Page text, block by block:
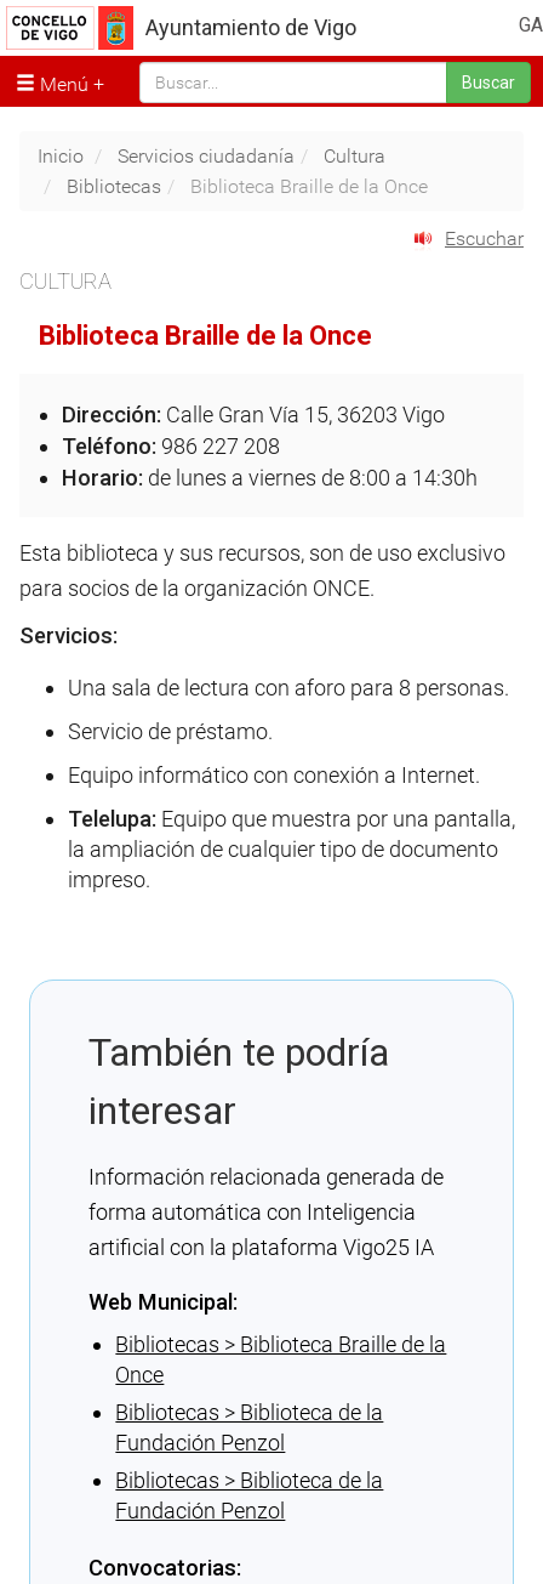
GA
Ayuntamiento de Vigo
Menú Buscar
Inicio Servicios ciudadanía
Cultura
Bibliotecas
Biblioteca Braille de la Once
Escuchar
CULTURA
Biblioteca Braille de la Once
Dirección: Calle Gran Vía 15, 36203 Vigo
Teléfono: 986 227 208
Horario: de lunes a viernes de 8:00 a 14:30h
Esta biblioteca y sus recursos, son de uso exclusivo
para socios de la organización ONCE.
Servicios:
Una sala de lectura con aforo para 8 personas.
Servicio de préstamo.
Equipo informático con conexión a Internet.
Telelupa: Equipo que muestra por una pantalla,
la ampliación de cualquier tipo de documento
impreso.
También te podría
interesar
Información relacionada generada de
forma automática con Inteligencia
artificial con la plataforma Vigo25 IA
Web Municipal:
Bibliotecas > Biblioteca Braille de la
Once
Bibliotecas > Biblioteca de la
Fundación Penzol
Bibliotecas > Biblioteca de la
Fundación Penzol
Convocatorias: